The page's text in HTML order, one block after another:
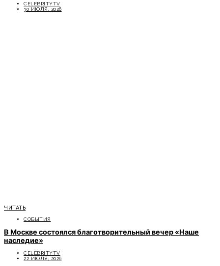
CELEBRITYTV
30 ИЮЛЯ, 2026
ЧИТАТЬ
СОБЫТИЯ
В Москве состоялся благотворительный вечер «Наше
наследие»
CELEBRITYTV
22 ИЮЛЯ, 2026